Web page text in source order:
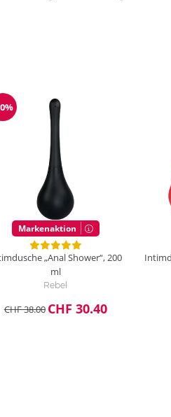
Markenaktion
Reduzierung
„Anal Shower“, 200
ml
Rebel
CHF 38.00 CHF 30.40